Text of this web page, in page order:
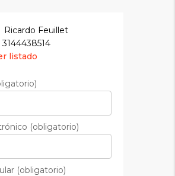
Ricardo Feuillet
3144438514
listado
(obligatorio)
(obligatorio)